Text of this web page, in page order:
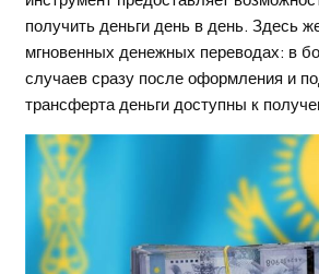
получить деньги день в день. Здесь
мгновенных денежных переводах: в
случаев сразу после оформления и
трансферта деньги доступны к